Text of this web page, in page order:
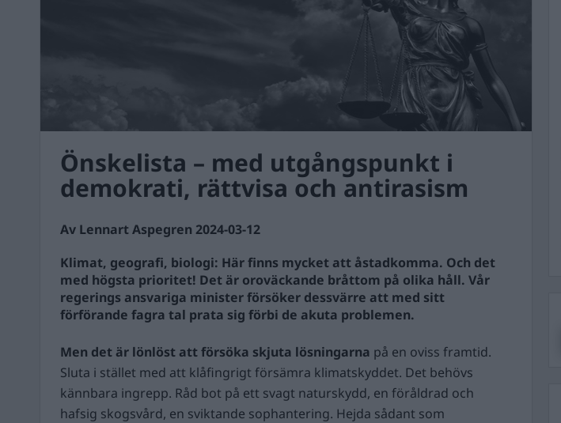
Önskelista – med utgångspunkt i
demokrati, rättvisa och antirasism
Av Lennart Aspegren 2024-03-12
Klimat, geografi, biologi: Här finns mycket att åstadkomma. Och det
med högsta prioritet! Det är oroväckande bråttom på olika håll. Vår
regerings ansvariga minister försöker dessvärre att med sitt
förförande fagra tal prata sig förbi de akuta problemen.
Men det är lönlöst att försöka skjuta lösningarna på en oviss framtid.
Sluta i stället med att klåfingrigt försämra klimatskyddet. Det behövs
kännbara ingrepp. Råd bot på ett svagt naturskydd, en föråldrad och
hafsig skogsvård, en sviktande sophantering. Hejda sådant som